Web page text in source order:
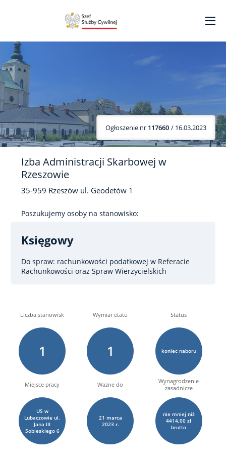
Ogłoszenie nr 117660 / 16.03.2023
Izba Administracji Skarbowej w
Rzeszowie
35-959 Rzeszów ul. Geodetów 1
Poszukujemy osoby na stanowisko:
Księgowy
Do spraw: rachunkowości podatkowej w Referacie
Rachunkowości oraz Spraw Wierzycielskich
Liczba stanowisk
1
Wymiar etatu
1
Status
koniec naboru
Miejsce pracy
US w
Lubaczowie ul.
Jana III
Sobieskiego 6
Ważne do
21 marca
2023 r.
Wynagrodzenie
zasadnicze
nie mniej niż
4414,00 zł
brutto